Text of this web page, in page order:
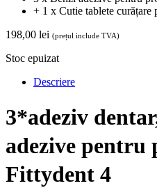
+ 1 x Cutie tablete curățare
198,00 lei (prețul include TVA)
Stoc epuizat
Descriere
3*adeziv
adezive pentru
Fittydent 4